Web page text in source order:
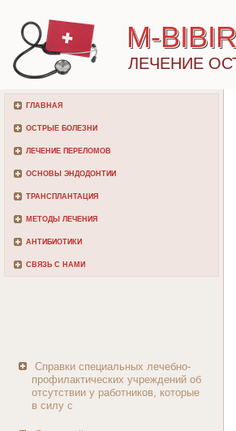
M-
ЛЕЧЕНИЕ
ГЛАВНАЯ
ОСТРЫЕ БОЛЕЗНИ
ЛЕЧЕНИЕ ПЕРЕЛОМОВ
ОСНОВЫ ЭНДОДОНТИИ
ТРАНСПЛАНТАЦИЯ
МЕТОДЫ ЛЕЧЕНИЯ
АНТИБИОТИКИ
СВЯЗЬ С НАМИ
Справки специальных лечебно-
профилактических учреждений об
отсутствии у работников, которые
в силу с